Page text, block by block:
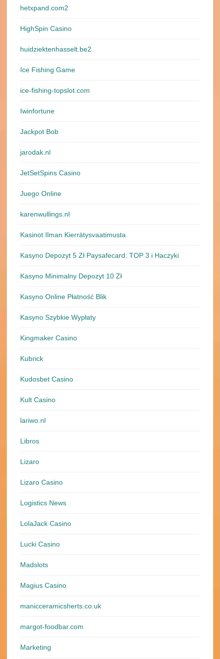
hetxpand.com2
HighSpin Casino
huidziektenhasselt.be2
Ice Fishing Game
ice-fishing-topslot.com
Iwinfortune
Jackpot Bob
jarodak.nl
JetSetSpins Casino
Juego Online
karenwullings.nl
Kasinot Ilman Kierrätysvaatimusta
Kasyno Depozyt 5 Zł Paysafecard: TOP 3 i Haczyki
Kasyno Minimalny Depozyt 10 Zł
Kasyno Online Płatność Blik
Kasyno Szybkie Wypłaty
Kingmaker Casino
Kubrick
Kudosbet Casino
Kult Casino
lariwo.nl
Libros
Lizaro
Lizaro Casino
Logistics News
LolaJack Casino
Lucki Casino
Madslots
Magius Casino
manicceramicsherts.co.uk
margot-foodbar.com
Marketing